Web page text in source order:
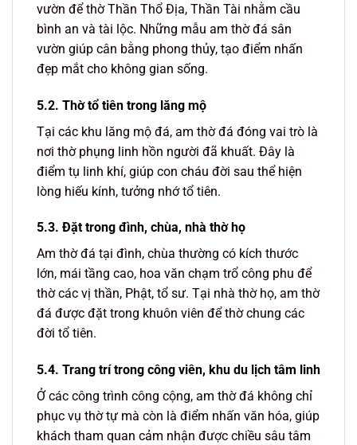
vườn để thờ Thần Thổ Địa, Thần Tài nhằm cầu
bình an và tài lộc. Những mẫu am thờ đá sân
vườn giúp cân bằng phong thủy, tạo điểm nhấn
đẹp mắt cho không gian sống.
5.2. Thờ tổ tiên trong lăng mộ
Tại các khu lăng mộ đá, am thờ đá đóng vai trò là
nơi thờ phụng linh hồn người đã khuất. Đây là
điểm tụ linh khí, giúp con cháu đời sau thể hiện
lòng hiếu kính, tưởng nhớ tổ tiên.
5.3. Đặt trong đình, chùa, nhà thờ họ
Am thờ đá tại đình, chùa thường có kích thước
lớn, mái tầng cao, hoa văn chạm trổ công phu để
thờ các vị thần, Phật, tổ sư. Tại nhà thờ họ, am thờ
đá được đặt trong khuôn viên để thờ chung các
đời tổ tiên.
5.4. Trang trí trong công viên, khu du lịch tâm linh
Ở các công trình công cộng, am thờ đá không chỉ
phục vụ thờ tự mà còn là điểm nhấn văn hóa, giúp
khách tham quan cảm nhận được chiều sâu tâm